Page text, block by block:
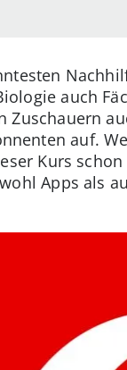
auch
auf.
Kurs
Apps als